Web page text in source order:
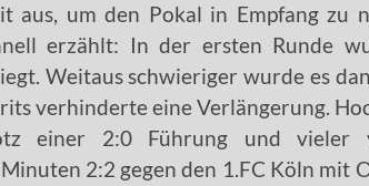
aus, um den Pokal in Empfang zu
erzählt: In der ersten Runde
Weitaus schwieriger wurde es
verhinderte eine Verlängerung.
einer 2:0 Führung und vieler
2:2 gegen den 1.FC Köln mit